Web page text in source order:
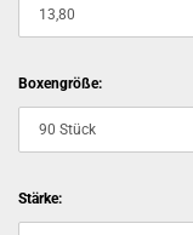
Boxengröße:
Stärke: